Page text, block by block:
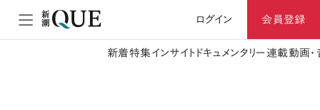
ログイン 会員登録
新着特集 インサイト ドキュメンタリー 連載動画